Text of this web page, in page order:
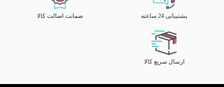
پشتیبانی 24 ساعته ضمانت اصالت کالا
ارسال سریع کالا